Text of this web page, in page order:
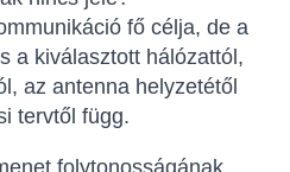
fő célja, de a
a kiválasztott hálózattól,
az antenna helyzetétől
tervtől függ.